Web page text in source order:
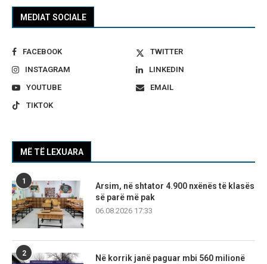
MEDIAT SOCIALE
FACEBOOK
TWITTER
INSTAGRAM
LINKEDIN
YOUTUBE
EMAIL
TIKTOK
MË TË LEXUARA
1
Arsim, në shtator 4.900 nxënës të klasës
së parë më pak
06.08.2026 17:33
2
Në korrik janë paguar mbi 560 milionë